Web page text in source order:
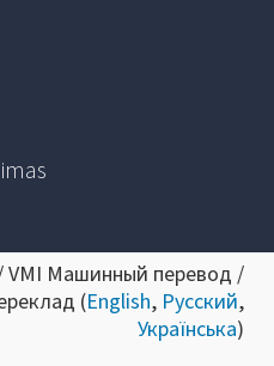
VMI Машинный перевод /
(English, Русский,
Українська)